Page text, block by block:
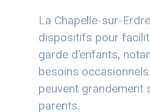
La Chapelle-sur-
dispositifs pour
garde d’enfants,
besoins
peuvent grandement
parents.